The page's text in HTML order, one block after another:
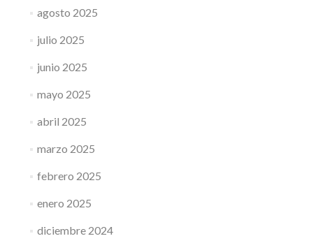
agosto 2025
julio 2025
junio 2025
mayo 2025
abril 2025
marzo 2025
febrero 2025
enero 2025
diciembre 2024